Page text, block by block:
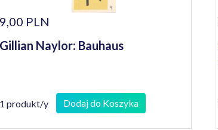
9,00 PLN
Gillian Naylor: Bauhaus
1 produkt/y Dodaj do Koszyka